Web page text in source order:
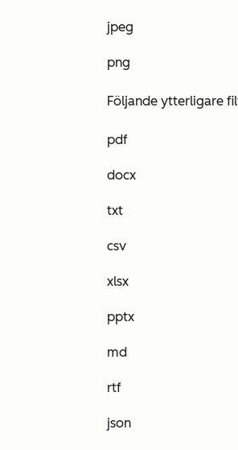
jpeg
png
Följande ytterligare
pdf
docx
txt
csv
xlsx
pptx
md
rtf
json